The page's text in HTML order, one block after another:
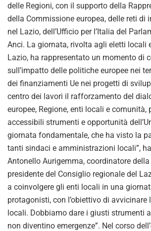
delle Regioni, con il supporto della
della Commissione europea, delle reti di
nel Lazio, dell’Ufficio per l’Italia del
Anci. La giornata, rivolta agli eletti locali
Lazio, ha rappresentato un momento di
sull’impatto delle politiche europee nei
dei finanziamenti Ue nei progetti di
centro dei lavori il rafforzamento del
europee, Regione, enti locali e comunità,
accessibili strumenti e opportunità
giornata fondamentale, che ha visto la
tanti sindaci e amministrazioni locali”,
Antonello Aurigemma, coordinatore
presidente del Consiglio regionale del
a coinvolgere gli enti locali in una
protagonisti, con l’obiettivo di avvicinare
locali. Dobbiamo dare i giusti strumenti
non diventino emergenze”. Nel corso